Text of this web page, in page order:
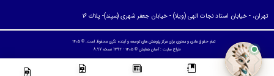
تهران، - خيابان استاد نجات الهی (ويلا) - خيابان جعفر شهری (سپند)- پلاك ۱۶
تمام حقوق مادی و معنوی برای مرکز پژوهش های توسعه و آینده نگری محفوظ است. © ۱۴۰۵
طراح سایت :آسان همایش © ۱۴۰۵ - 1392 نسخه 8.97